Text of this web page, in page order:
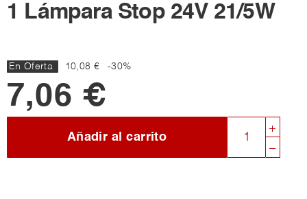
1 Lámpara Stop 24V 21/5W
En Oferta 10,08 € -30%
7,06 €
Añadir al carrito